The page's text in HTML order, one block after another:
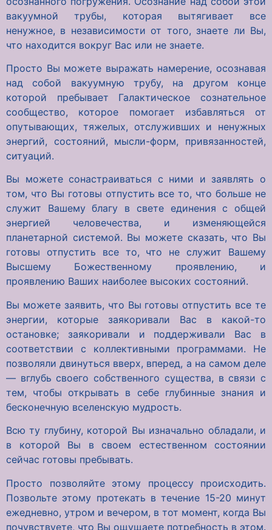
вакуумной трубы, которая вытягивает все
ненужное, в независимости от того, знаете ли Вы,
что находится вокруг Вас или не знаете.
Просто Вы можете выражать намерение, осознавая
над собой вакуумную трубу, на другом конце
которой пребывает Галактическое сознательное
сообщество, которое помогает избавляться от
опутывающих, тяжелых, отслуживших и ненужных
энергий, состояний, мысли-форм, привязанностей,
ситуаций.
Вы можете сонастраиваться с ними и заявлять о
том, что Вы готовы отпустить все то, что больше не
служит Вашему благу в свете единения с общей
энергией человечества, и изменяющейся
планетарной системой. Вы можете сказать, что Вы
готовы отпустить все то, что не служит Вашему
Высшему Божественному проявлению, и
проявлению Ваших наиболее высоких состояний.
Вы можете заявить, что Вы готовы отпустить все те
энергии, которые заякоривали Вас в какой-то
остановке; заякоривали и поддерживали Вас в
соответствии с коллективными программами. Не
позволяли двинуться вверх, вперед, а на самом деле
— вглубь своего собственного существа, в связи с
тем, чтобы открывать в себе глубинные знания и
бесконечную вселенскую мудрость.
Всю ту глубину, которой Вы изначально обладали, и
в которой Вы в своем естественном состоянии
сейчас готовы пребывать.
Просто позволяйте этому процессу происходить.
Позвольте этому протекать в течение 15-20 минут
ежедневно, утром и вечером, в тот момент, когда Вы
почувствуете, что Вы ощущаете потребность в этом.